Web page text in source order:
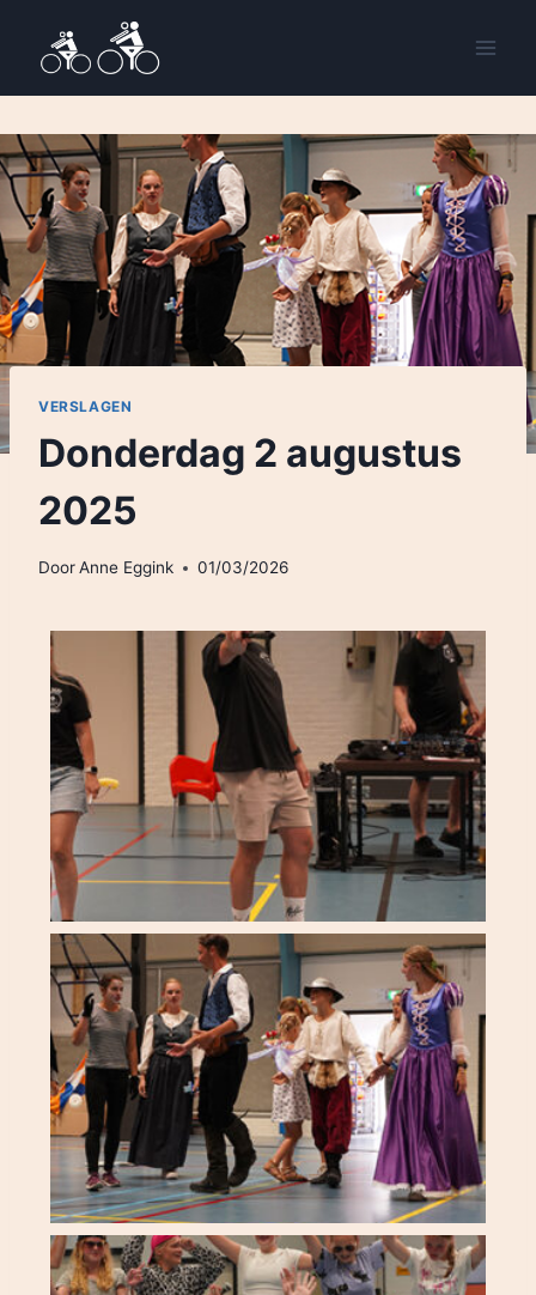
VERSLAGEN
Donderdag 2 augustus
2025
DoorAnne Eggink 01/03/2026